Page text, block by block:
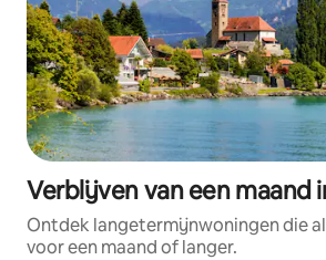
Verblijven van een maand
Ontdek langetermijnwoningen die
voor een maand of langer.